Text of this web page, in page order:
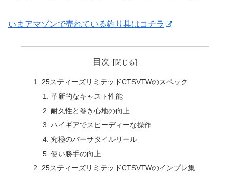
いまアマゾンで売れている釣り具はコチラ
目次
25スティーズリミテッドCTSVTWのスペック
革新的なキャスト性能
耐久性と巻き心地の向上
ハイギアでスピーディーな操作
究極のバーサタイルリール
使い勝手の向上
25スティーズリミテッドCTSVTWのインプレ集